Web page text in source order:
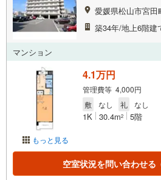
愛媛県松山市宮田
築34年/地上6階建
マンション
もっと見る
4.1万円
管理費等 4,000円
敷
なし 礼 なし
1K 30.4m2 5階
空室状況を問い合わせる